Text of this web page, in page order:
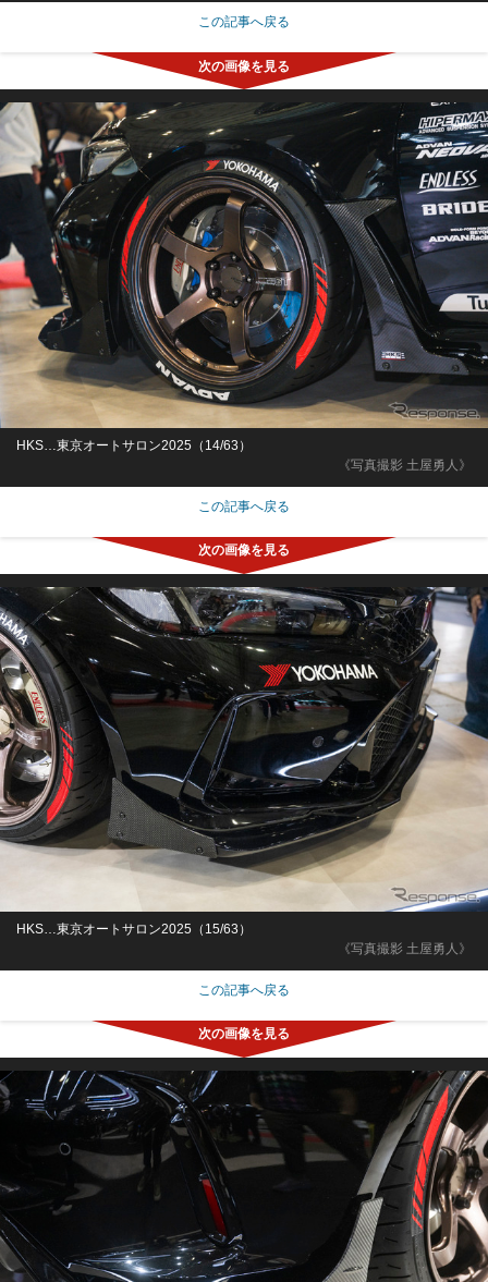
この記事へ戻る
《写真撮影 土屋勇人》
HKS…東京オートサロン2025（14/63）
この記事へ戻る
《写真撮影 土屋勇人》
HKS…東京オートサロン2025（15/63）
この記事へ戻る